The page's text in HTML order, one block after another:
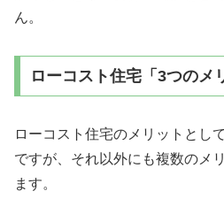
ん。
ローコスト住宅「3つのメ
ローコスト住宅のメリットとし
ですが、それ以外にも複数のメ
ます。